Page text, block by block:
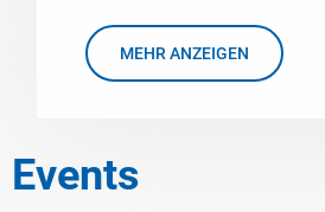
MEHR ANZEIGEN
Events